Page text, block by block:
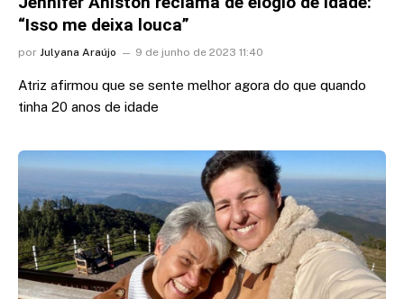
“Isso me deixa louca”
por Julyana Araújo 9 de junho de 2023 11:40
Atriz afirmou que se sente melhor agora do que quando
tinha 20 anos de idade